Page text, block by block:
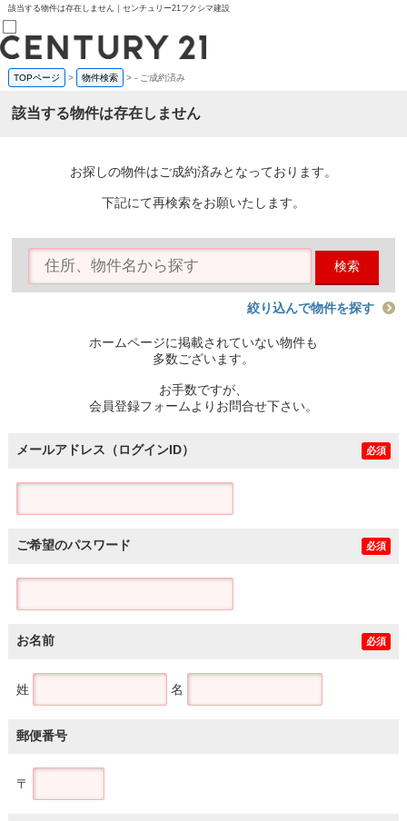
該当する物件は存在しません｜センチュリー21フクシマ建設
売買部
0120-800-844
賃貸部
会員メニュー
物件を探す
購入TOP
条件から探す
住宅ローン控除シミュレータ
TOPページ > 物件検索 >- ご成約済み
該当する物件は存在しません
お探しの物件はご成約済みとなっております。
下記にて再検索をお願いたします。
検索
絞り込んで物件を探す
ホームページに掲載されていない物件も
多数ございます。
お手数ですが、
会員登録フォームよりお問合せ下さい。
メールアドレス（ログインID） 必須
ご希望のパスワード 必須
お名前 必須
姓 名
郵便番号
〒